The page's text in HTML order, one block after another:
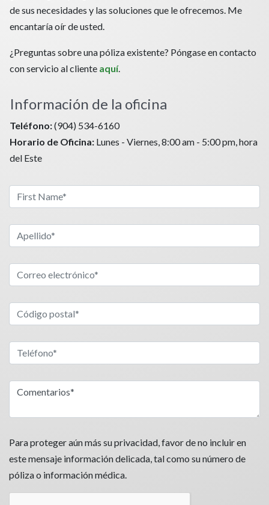
de sus necesidades y las soluciones que le ofrecemos. Me
encantaría oír de usted.
¿Preguntas sobre una póliza existente? Póngase en contacto
con servicio al cliente aquí.
Información de la oficina
Teléfono:(904) 534-6160
Horario de Oficina: Lunes - Viernes, 8:00 am - 5:00 pm, hora
del Este
Para proteger aún más su privacidad, favor de no incluir en
este mensaje información delicada, tal como su número de
póliza o información médica.